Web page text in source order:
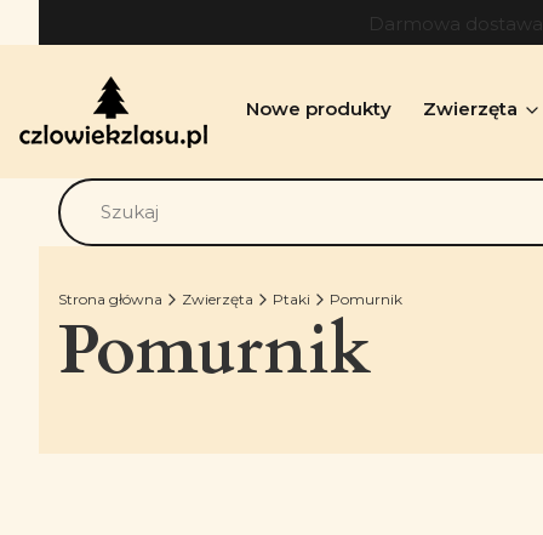
Darmowa
Nowe produkty Zwierzęta
Strona główna Zwierzęta Ptaki Pomurnik
Pomurnik